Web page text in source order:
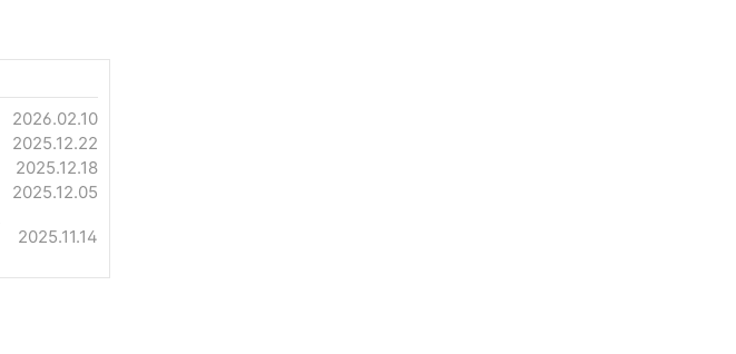
2026.02.10
2025.12.22
2025.12.18
2025.12.05
2025.11.14